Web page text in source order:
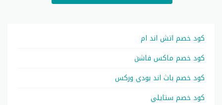
كود خصم اتش اند ام
كود خصم ماكس فاشن
كود خصم باث اند بودي وركس
كود خصم ستايلي